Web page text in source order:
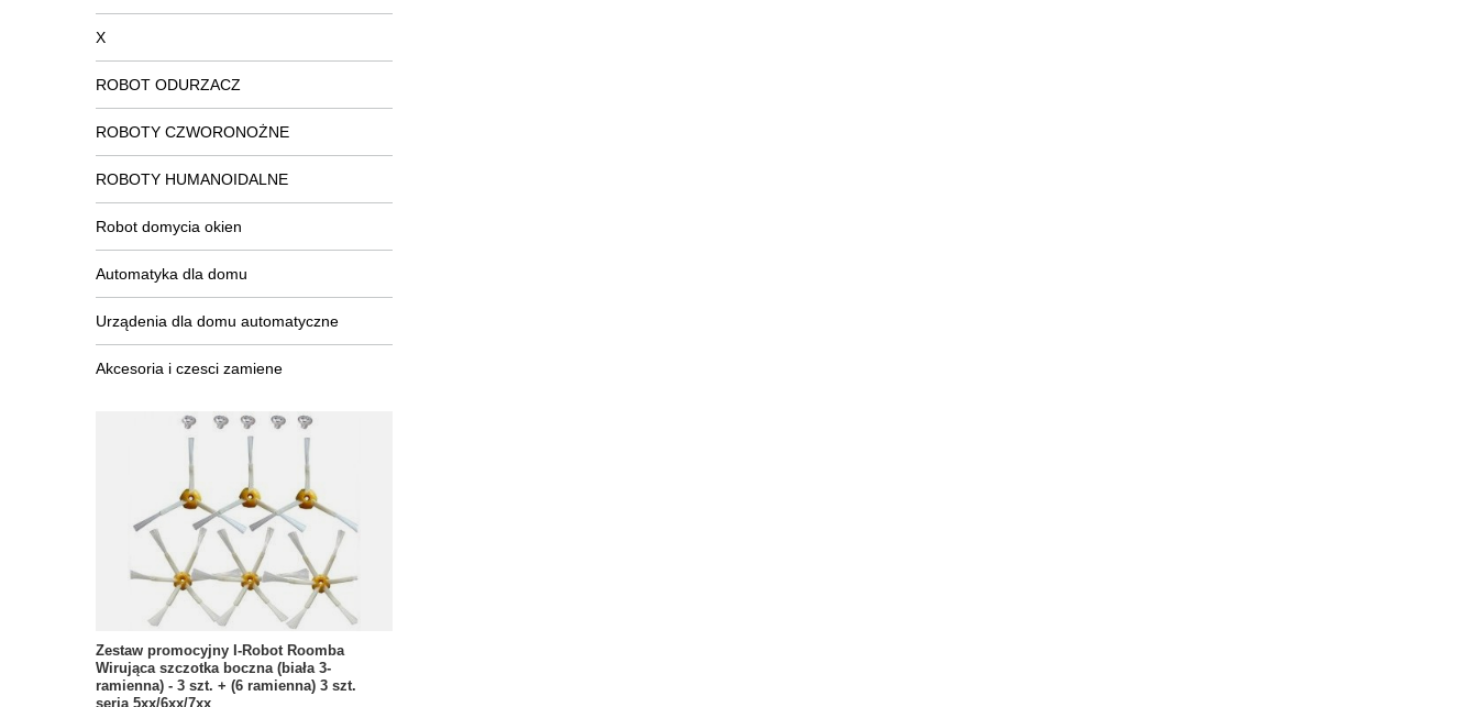
X
ROBOT ODURZACZ
ROBOTY CZWORONOŻNE
ROBOTY HUMANOIDALNE
Robot domycia okien
Automatyka dla domu
Urządenia dla domu automatyczne
Akcesoria i czesci zamiene
Zestaw promocyjny I-Robot Roomba
Wirująca szczotka boczna (biała 3-
ramienna) - 3 szt. + (6 ramienna) 3 szt.
seria 5xx/6xx/7xx